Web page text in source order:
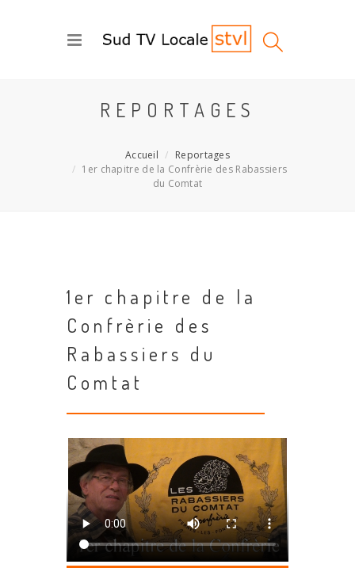
REPORTAGES
Accueil
Reportages
1er chapitre de la Confrèrie des Rabassiers
du Comtat
1er chapitre de la
Confrèrie des
Rabassiers du
Comtat